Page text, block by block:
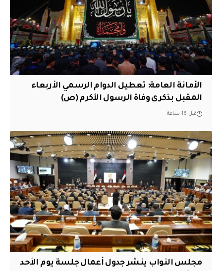
الأمانة العامة: تعطيل الدوام الرسمي الأربعاء
المقبل بذكرى وفاة الرسول الأكرم (ص)
قبل 16 ساعة
مجلس النواب ينشر جدول أعمال جلسة يوم الأحد